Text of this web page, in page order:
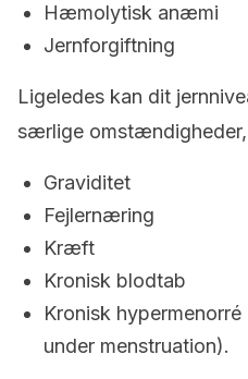
Hæmolytisk anæmi
Jernforgiftning
Ligeledes kan dit
særlige omstændigheder,
Graviditet
Fejlernæring
Kræft
Kronisk blodtab
Kronisk
under menstruation).